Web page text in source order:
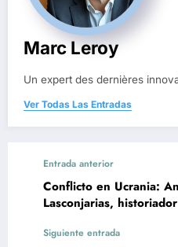
Marc Leroy
Un expert des dernières
Ver Todas Las Entradas
Entrada anterior
Conflicto en Ucrania:
Lasconjarias,
Siguiente entrada